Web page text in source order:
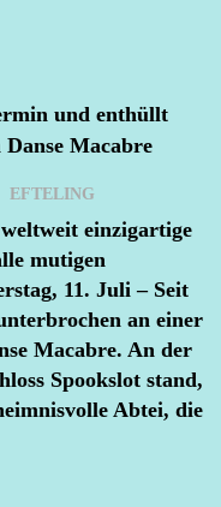
und enthüllt
Macabre
EFTELING
einzigartige
mutigen
11. Juli – Seit
an einer
Macabre. An der
Spookslot stand,
Abtei, die